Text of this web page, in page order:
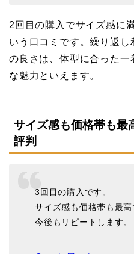
2回目の購入でサイズ感に
いう口コミです。繰り返
の良さは、体型に合った一
な魅力といえます。
サイズ感も価格帯も最
評判
3回目の購入です。
サイズ感も価格帯も最高
今後もリピートします。